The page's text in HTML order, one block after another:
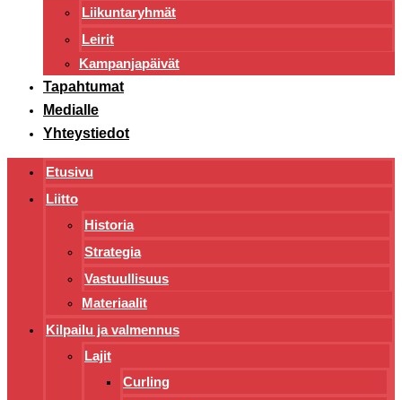
Liikuntaryhmät
Leirit
Kampanjapäivät
Tapahtumat
Medialle
Yhteystiedot
Etusivu
Liitto
Historia
Strategia
Vastuullisuus
Materiaalit
Kilpailu ja valmennus
Lajit
Curling